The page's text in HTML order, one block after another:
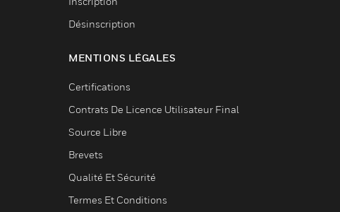
Désinscription
MENTIONS LÉGALES
Certifications
Contrats De Licence Utilisateur Final
Source Libre
Brevets
Qualité Et Sécurité
Termes Et Conditions